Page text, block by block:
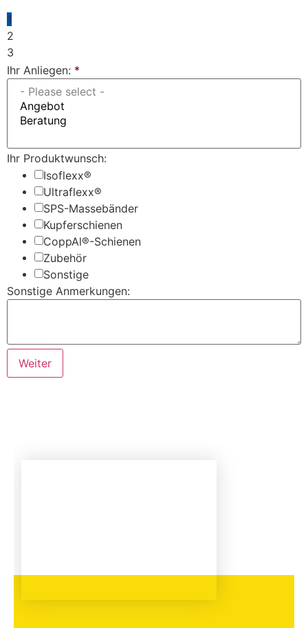
1
2
3
Ihr Anliegen: *
Ihr Produktwunsch:
Isoflexx®
Ultraflexx®
SPS-Massebänder
Kupferschienen
CoppAl®-Schienen
Zubehör
Sonstige
Sonstige Anmerkungen:
Weiter